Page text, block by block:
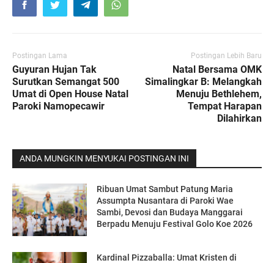
Postingan Lama
Guyuran Hujan Tak
Surutkan Semangat 500
Umat di Open House Natal
Paroki Namopecawir
Postingan Lebih Baru
Natal Bersama OMK
Simalingkar B: Melangkah
Menuju Bethlehem,
Tempat Harapan
Dilahirkan
ANDA MUNGKIN MENYUKAI POSTINGAN INI
Ribuan Umat Sambut Patung Maria
Assumpta Nusantara di Paroki Wae
Sambi, Devosi dan Budaya Manggarai
Berpadu Menuju Festival Golo Koe 2026
Kardinal Pizzaballa: Umat Kristen di